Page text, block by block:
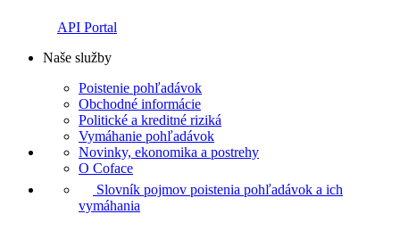
API Portal
Naše služby
Poistenie pohľadávok
Obchodné informácie
Politické a kreditné riziká
Vymáhanie pohľadávok
Novinky, ekonomika a postrehy
O Coface
Slovník pojmov poistenia pohľadávok a ich
vymáhania